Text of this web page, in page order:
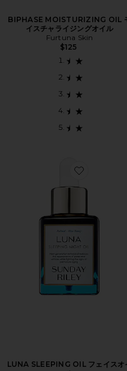
BIPHASE MOISTURIZING OIL
イスチャライジングオイル
Furtuna Skin
$125
Favorite
LUNA SLEEPING OIL フェイスオ